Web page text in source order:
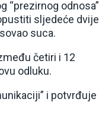
“prezirnog odnosa”
sljedeće dvije
suca.
četiri i 12
odluku.
i potvrđuje